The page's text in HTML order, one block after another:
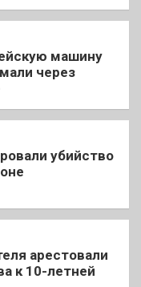
машину
через
убийство
арестовали
к 10-летней